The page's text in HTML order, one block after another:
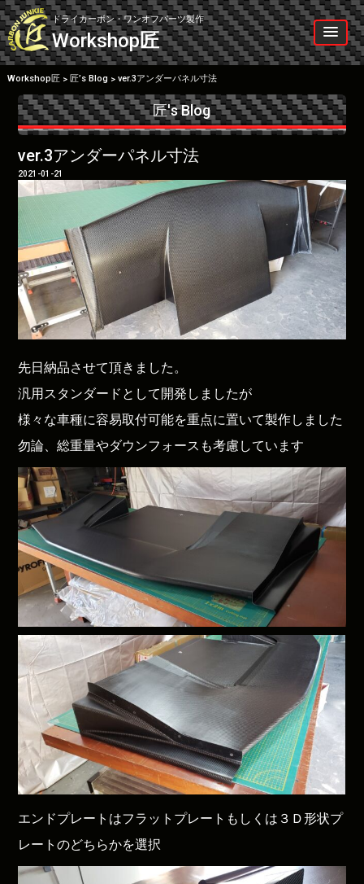
Skip
to
content
ドライカーボン・ワンオフパーツ製作
Workshop匠
Workshop匠> 匠’s Blog > ver.3アンダーパネル寸法
匠's Blog
ver.3アンダーパネル寸法
2021-01-21
先日納品させて頂きました。
汎用スタンダードとして開発しましたが
様々な車種に容易取付可能を重点に置いて製作しました
勿論、総重量やダウンフォースも考慮しています
エンドプレートはフラットプレートもしくは３Ｄ形状プ
レートのどちらかを選択